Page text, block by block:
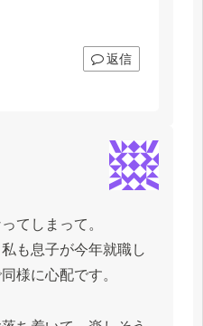
返信
てしまって。
も息子が今年就職し
様に心配です。